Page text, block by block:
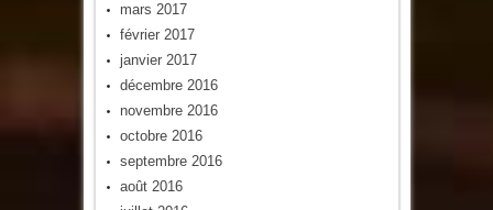
mars 2017
février 2017
janvier 2017
décembre 2016
novembre 2016
octobre 2016
septembre 2016
août 2016